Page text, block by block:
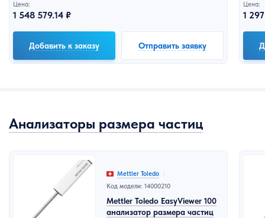
Цена:
1 548 579.14 ₽
Добавить к заказу Отправить заявку
Цена:
1
Анализаторы размера частиц
Mettler Toledo
Код модели: 14000210
Mettler Toledo EasyViewer 100
анализатор размера частиц